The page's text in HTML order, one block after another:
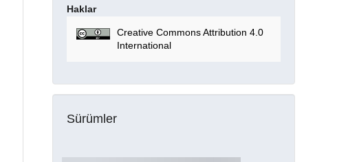
Haklar
Creative Commons Attribution 4.0
International
Sürümler